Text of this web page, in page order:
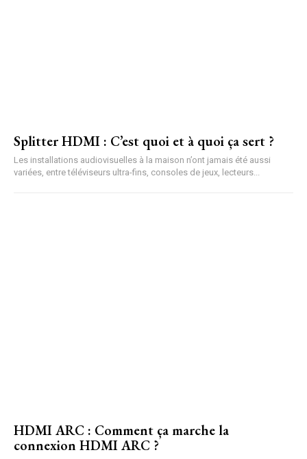
Splitter HDMI : C’est quoi et à quoi ça sert ?
Les installations audiovisuelles à la maison n’ont jamais été aussi
variées, entre téléviseurs ultra-fins, consoles de jeux, lecteurs...
HDMI ARC : Comment ça marche la
connexion HDMI ARC ?